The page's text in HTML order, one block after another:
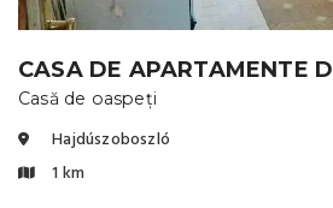
CASA DE APARTAMENTE
Casă de oaspeți
Hajdúszoboszló
1 km